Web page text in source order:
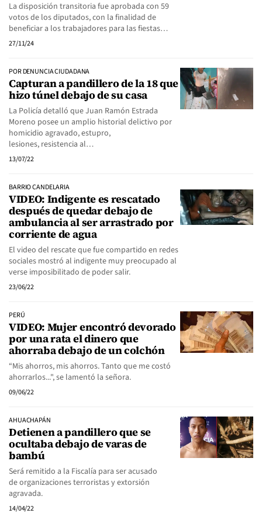
La disposición transitoria fue aprobada con 59
votos de los diputados, con la finalidad de
beneficiar a los trabajadores para las fiestas…
27/11/24
POR DENUNCIA CIUDADANA
Capturan a pandillero de la 18 que
hizo túnel debajo de su casa
La Policía detalló que Juan Ramón Estrada
Moreno posee un amplio historial delictivo por
homicidio agravado, estupro,
lesiones, resistencia al…
13/07/22
BARRIO CANDELARIA
VIDEO: Indigente es rescatado
después de quedar debajo de
ambulancia al ser arrastrado por
corriente de agua
El video del rescate que fue compartido en redes
sociales mostró al indigente muy preocupado al
verse imposibilitado de poder salir.
23/06/22
PERÚ
VIDEO: Mujer encontró devorado
por una rata el dinero que
ahorraba debajo de un colchón
“Mis ahorros, mis ahorros. Tanto que me costó
ahorrarlos...", se lamentó la señora.
09/06/22
AHUACHAPÁN
Detienen a pandillero que se
ocultaba debajo de varas de
bambú
Será remitido a la Fiscalía para ser acusado
de organizaciones terroristas y extorsión
agravada.
14/04/22